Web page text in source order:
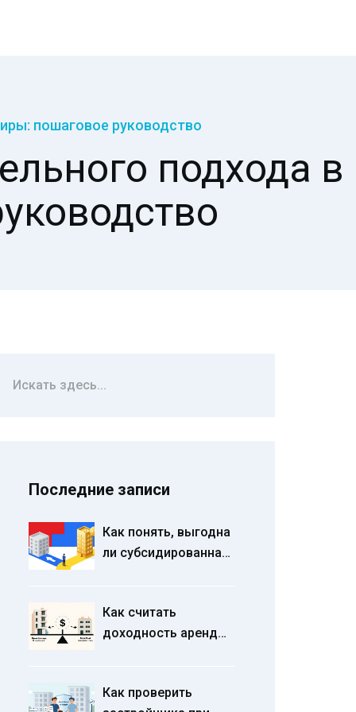
пошаговое руководство
подхода в
Последние записи
Как понять, выгодна
ли субсидированная
полный разбор
рисков и выгоды
Как считать
доходность аренды
рентабельность
Как проверить